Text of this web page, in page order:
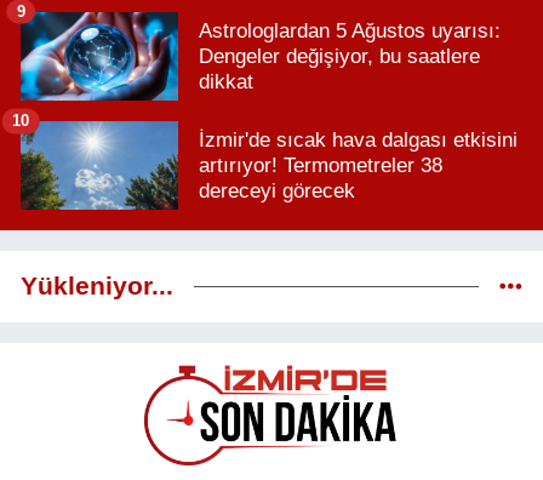
Astrologlardan 5 Ağustos uyarısı:
Dengeler değişiyor, bu saatlere
dikkat
9
İzmir'de sıcak hava dalgası etkisini
artırıyor! Termometreler 38
dereceyi görecek
10
Yükleniyor...